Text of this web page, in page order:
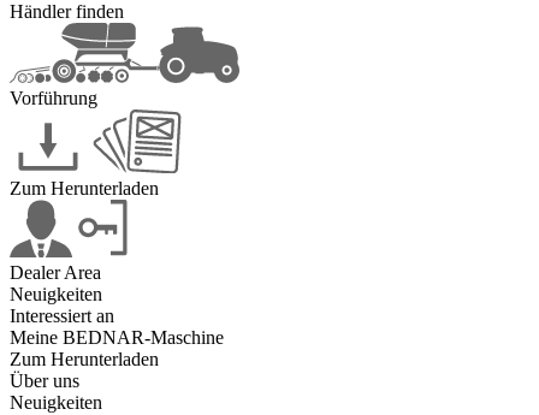
Händler finden
Vorführung
Zum Herunterladen
Dealer Area
Neuigkeiten
Interessiert an
Meine BEDNAR-Maschine
Zum Herunterladen
Über uns
Neuigkeiten